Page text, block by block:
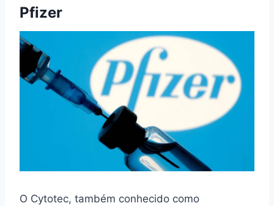
Pfizer
O Cytotec, também conhecido como